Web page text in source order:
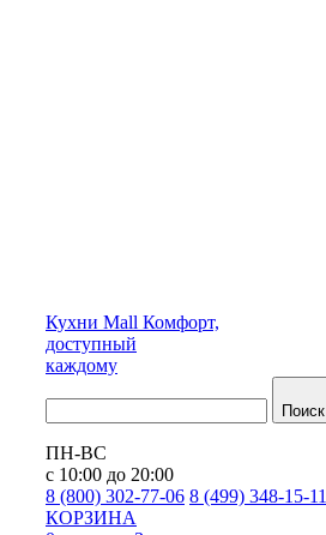
Кухни Mall Комфорт,
доступный
каждому
Поиск
ПН-ВС
с 10:00 до 20:00
8 (800) 302-77-06 8 (499) 348-15-11
КОРЗИНА